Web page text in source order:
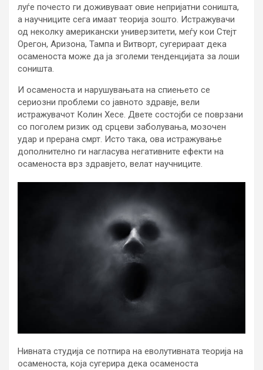
луѓе почесто ги доживуваат овие непријатни соништа,
а научниците сега имаат теорија зошто. Истражувачи
од неколку американски универзитети, меѓу кои Стејт
Орегон, Аризона, Тампа и Витворт, сугерираат дека
осаменоста може да ја зголеми тенденцијата за лоши
соништа.
И осаменоста и нарушувањата на спиењето се
сериозни проблеми со јавното здравје, вели
истражувачот Колин Хесе. Двете состојби се поврзани
со поголем ризик од срцеви заболувања, мозочен
удар и прерана смрт. Исто така, ова истражување
дополнително ги нагласува негативните ефекти на
осаменоста врз здравјето, велат научниците.
Нивната студија се потпира на еволутивната теорија на
осаменоста, која сугерира дека осаменоста